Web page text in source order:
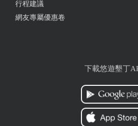
家來此聚會用餐。
2025-02-18 11:57:26
冷菜居多，菜色口味中淡適
很健康，適合家庭用餐，服
的恐龍裝置，生意興隆
行程建議
網友專屬優惠卷
下載悠遊墾丁